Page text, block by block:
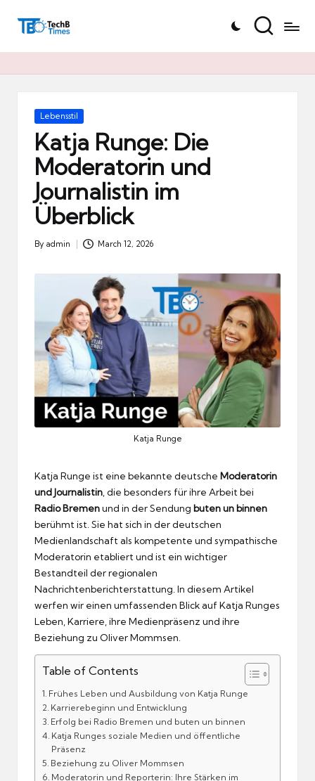
T
h
Posted
Lebensstil
Katja Runge: Die
Moderatorin und
Journalistin im
Überblick
Posted
By admin March 12, 2026
Katja Runge
Katja Runge ist eine bekannte deutsche Moderatorin
und Journalistin , die besonders für ihre Arbeit bei
Radio Bremenund in der Sendung buten un binnen
berühmt ist. Sie hat sich in der deutschen
Medienlandschaft als kompetente und sympathische
Moderatorin etabliert und ist ein wichtiger
Bestandteil der regionalen
Nachrichtenberichterstattung. In diesem Artikel
werfen wir einen umfassenden Blick auf Katja Runges
Leben, Karriere, ihre Medienpräsenz und ihre
Beziehung zu Oliver Mommsen.
Table of Contents
Frühes Leben und Ausbildung von Katja Runge
Karrierebeginn und Entwicklung
Erfolg bei Radio Bremen und buten un binnen
Katja Runges soziale Medien und öffentliche
Präsenz
Beziehung zu Oliver Mommsen
Moderatorin und Reporterin: Ihre Stärken im